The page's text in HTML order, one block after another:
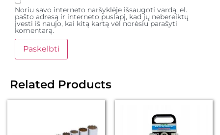
Noriu savo interneto naršyklėje išsaugoti vardą, el.
pašto adresą ir interneto puslapį, kad jų nebereiktų
įvesti iš naujo, kai kitą kartą vėl norėsiu parašyti
komentarą.
Related Products